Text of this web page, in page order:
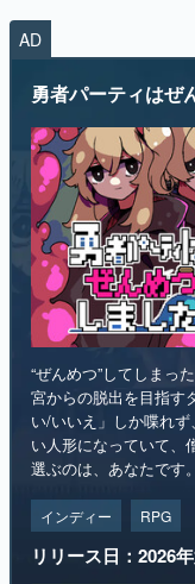
マンガ
女性向け
アプリレビュー
その他
電ファミニコゲーマ
運営：株式会社マレ
AD
勇者パーティはぜ
“ぜんめつ”してしまっ
宮からの脱出を目指す
い/いいえ」しか喋れ
い人形になっていて、
選ぶのは、あなたです。
インディー RPG
リリース日：2026